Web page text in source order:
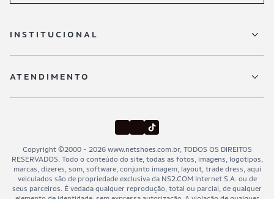
INSTITUCIONAL
Política de Privacidade
Regulamentos
Lojas Físicas
ATENDIMENTO
Meus Pedidos
Pagamentos
Copyright ©2000 - 2026 www.netshoes.com.br, TODOS OS DIREITOS
RESERVADOS. Todo o conteúdo do site, todas as fotos, imagens, logotipos,
marcas, dizeres, som, software, conjunto imagem, layout, trade dress, aqui
veiculados são de propriedade exclusiva da NS2.COM Internet S.A. ou de
seus parceiros. É vedada qualquer reprodução, total ou parcial, de qualquer